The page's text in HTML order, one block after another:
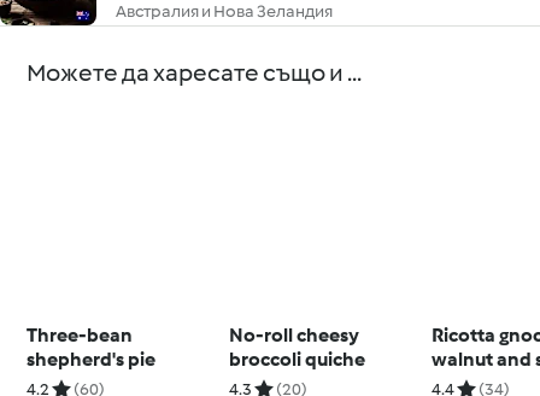
Австралия и Нова Зеландия
Можете да харесате също и ...
Three-bean
shepherd's pie
4.2 (60)
No-roll cheesy
broccoli quiche
4.3 (20)
Ricotta
walnut and
pesto
4.4 (34)